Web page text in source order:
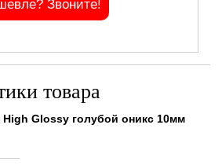
Звоните!
товара
High Glossy голубой оникс 10мм